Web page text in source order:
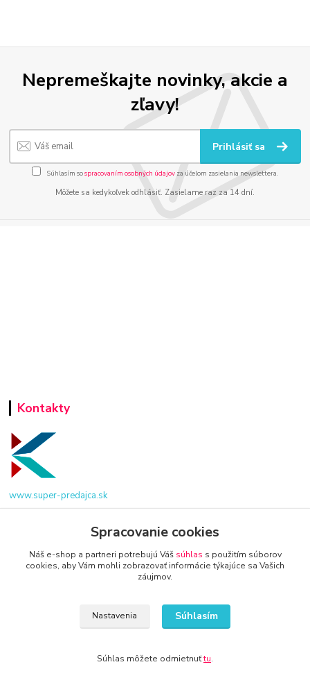
Nepremeškajte novinky, akcie a
zľavy!
Prihlásiť sa
Súhlasím sospracovaním osobných údajov za účelom zasielania newslettera.
Môžete sa kedykoľvek odhlásiť. Zasielame raz za 14 dní.
Kontakty
www.super-predajca.sk
info@kamenik.sk
© 2024 Všetky práva vyhradené KAMENIK.SK
Spracovanie cookies
Náš e-shop a partneri potrebujú Váš súhlas s použitím súborov
cookies, aby Vám mohli zobrazovať informácie týkajúce sa Vašich
záujmov.
Nastavenia Súhlasím
Súhlas môžete odmietnuťtu.